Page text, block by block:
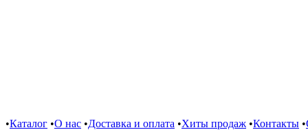
•Каталог •О нас •Доставка и оплата •Хиты продаж •Контакты •